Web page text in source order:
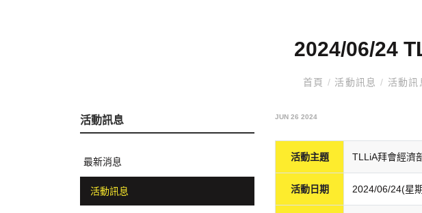
2024/06/24
首頁 / 活動訊息/ 活動
活動訊息
最新消息
活動訊息
JUN 26 2024
活動主題 TLLiA拜會經濟
活動日期 2024/06/24(星